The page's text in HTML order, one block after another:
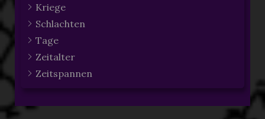
Kriege
Schlachten
Tage
Zeitalter
Zeitspannen